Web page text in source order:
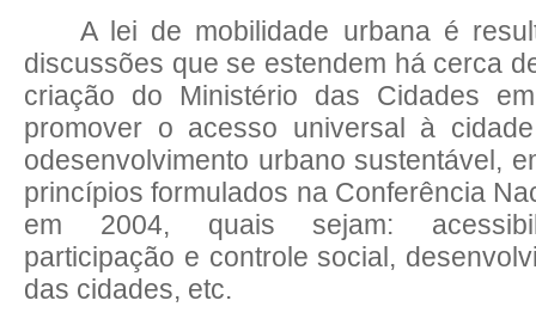
A lei de mobilidade urbana é
discussões que se estendem há cerca
criação do Ministério das Cidades
promover o acesso universal à
odesenvolvimento urbano sustentável,
princípios formulados na Conferência
em 2004, quais sejam:
participação e controle social,
das cidades, etc.